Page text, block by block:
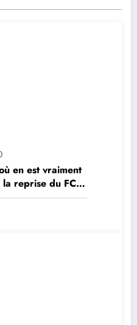
en est vraiment
la reprise du FC